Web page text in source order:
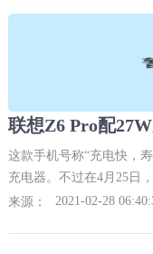
联想Z6 Pro配
这款手机号称“充电快，
充电器。不过在4月25日
Z6Pro虽配备27W充电器
来源： 2021-02-28